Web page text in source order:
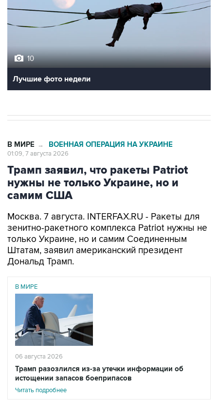
Лучшие фото недели
Трамп заявил, что ракеты Patriot
нужны не только Украине, но и
самим США
Москва. 7 августа. INTERFAX.RU - Ракеты для
только Украине, но и самим Соединенным
Штатам, заявил американский президент
Дональд Трамп.
В МИРЕ
06 августа 2026
Трамп разозлился из-за утечки информации об
истощении запасов боеприпасов
Читать подробнее
"Нам самим тоже нужны ракеты", - сказал он в